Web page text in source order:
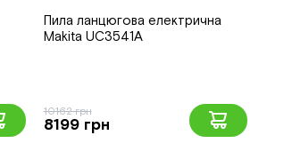
Пила ланцюгова електрична
Makita UC3541A
10162 грн
8199 грн